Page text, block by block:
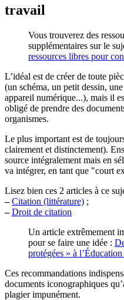
travail
Vous trouverez des
supplémentaires sur le
ressources libres pour
L’idéal est de créer de toute
(un schéma, un petit dessin,
appareil numérique...), mais il
obligé de prendre des
organismes.
Le plus important est de
clairement et distinctement).
source intégralement mais en
va intégrer, en tant que "court
Lisez bien ces 2 articles à ce
– Citation (littérature) ;
– Droit de citation
Un article extrêmement
pour se faire une idée :
protégées » à
Ces recommandations
documents iconographiques
plagier impunément.